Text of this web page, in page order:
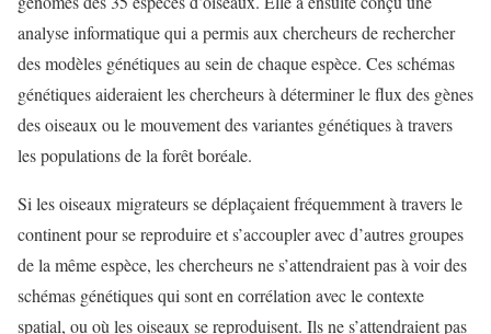
analyse informatique qui a permis aux chercheurs de rechercher
des modèles génétiques au sein de chaque espèce. Ces schémas
génétiques aideraient les chercheurs à déterminer le flux des gènes
des oiseaux ou le mouvement des variantes génétiques à travers
les populations de la forêt boréale.
Si les oiseaux migrateurs se déplaçaient fréquemment à travers le
continent pour se reproduire et s’accoupler avec d’autres groupes
de la même espèce, les chercheurs ne s’attendraient pas à voir des
schémas génétiques qui sont en corrélation avec le contexte
spatial, ou où les oiseaux se reproduisent. Ils ne s’attendraient pas